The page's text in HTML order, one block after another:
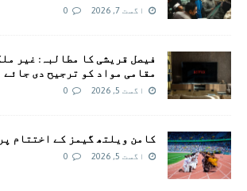
اگست 7, 2026 0
فیصل قریشی کا مطالبہ: غیر
مقامی مواد کو ترجیح دی جائے
اگست 5, 2026 0
کامن ویلتھ گیمز کے اختتام پر
اگست 5, 2026 0